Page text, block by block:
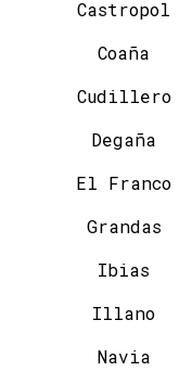
Castropol
Coaña
Cudillero
Degaña
El Franco
Grandas
Ibias
Illano
Navia